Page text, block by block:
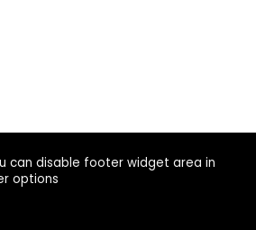
can disable footer widget area in
options